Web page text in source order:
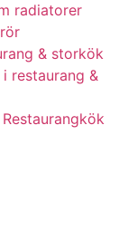
radiatorer
& storkök
restaurang &